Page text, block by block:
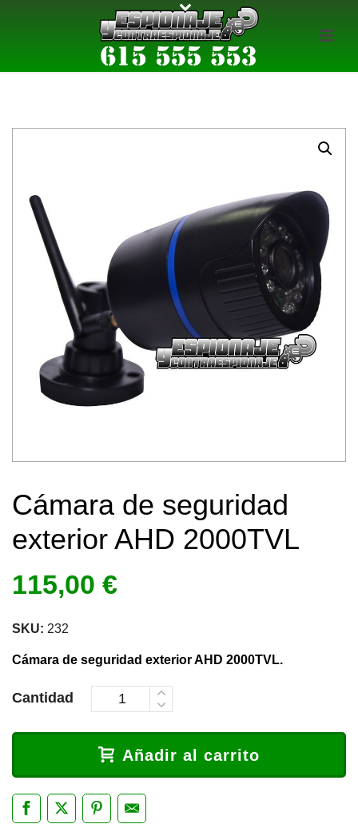
Cámara de seguridad
exterior AHD 2000TVL
115,00 €
SKU: 232
Cámara de seguridad exterior AHD 2000TVL.
Cantidad
Añadir al carrito